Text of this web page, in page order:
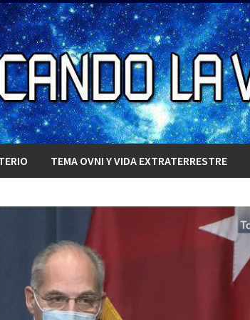
TEMA OVNI Y VIDA EXTRATERRESTRE